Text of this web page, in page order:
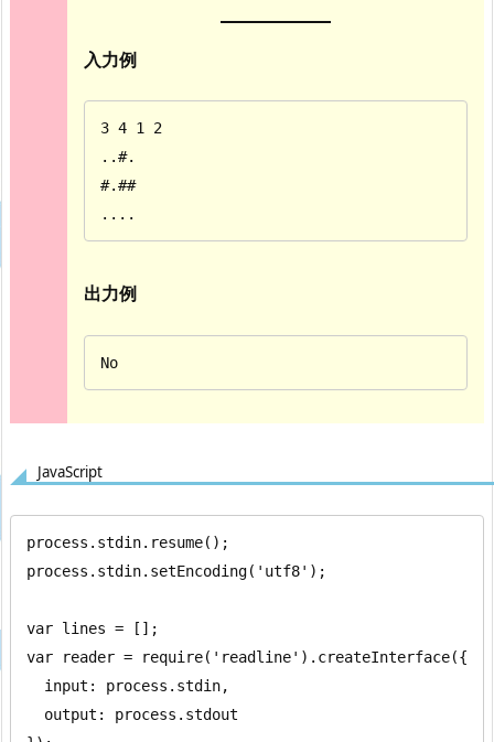
入力例
3 4 1 2
..#.
#.##
....
出力例
No
JavaScript
process.stdin.resume();
process.stdin.setEncoding('utf8');
var lines = [];
var reader = require('readline').createInterface({